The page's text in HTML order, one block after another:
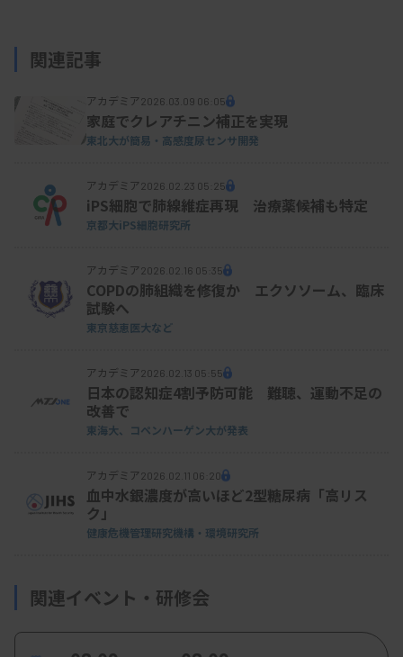
関連記事
アカデミア 2026.03.09 06:05
家庭でクレアチニン補正を実現
東北大が簡易・高感度尿センサ開発
アカデミア 2026.02.23 05:25
iPS細胞で肺線維症再現 治療薬候補も特定
京都大iPS細胞研究所
アカデミア 2026.02.16 05:35
COPDの肺組織を修復か エクソソーム、臨床
試験へ
東京慈恵医大など
アカデミア 2026.02.13 05:55
日本の認知症4割予防可能 難聴、運動不足の
改善で
東海大、 コペンハーゲン大が発表
アカデミア 2026.02.11 06:20
血中水銀濃度が高いほど2型糖尿病「高リス
ク」
健康危機管理研究機構・環境研究所
関連イベント・研修会